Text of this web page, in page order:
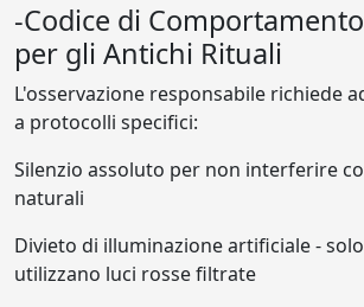
-Codice di
per gli Antichi Rituali
L'osservazione responsabile richiede
a protocolli specifici:
Silenzio assoluto per non interferire
naturali
Divieto di illuminazione artificiale -
utilizzano luci rosse filtrate